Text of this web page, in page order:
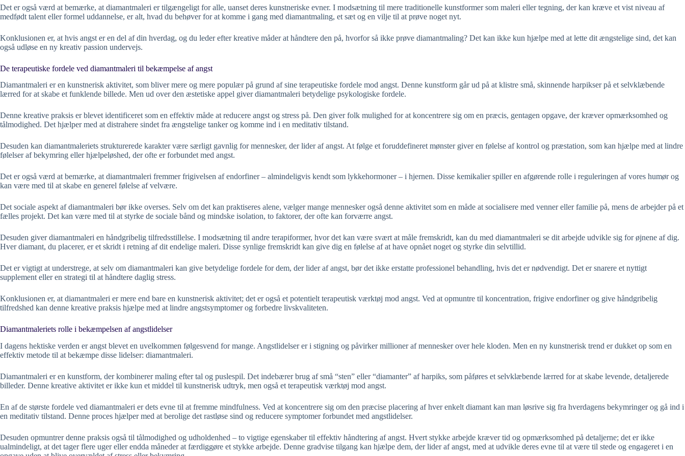
Det er også værd at bemærke, at diamantmaleri er tilgængeligt for alle, uanset deres kunstneriske evner. I modsætning til mere traditionelle kunstformer som maleri eller tegning, der kan kræve et vist niveau af
medfødt talent eller formel uddannelse, er alt, hvad du behøver for at komme i gang med diamantmaling, et sæt og en vilje til at prøve noget nyt.
Konklusionen er, at hvis angst er en del af din hverdag, og du leder efter kreative måder at håndtere den på, hvorfor så ikke prøve diamantmaling? Det kan ikke kun hjælpe med at lette dit ængstelige sind, det kan
også udløse en ny kreativ passion undervejs.
De terapeutiske fordele ved diamantmaleri til bekæmpelse af angst
Diamantmaleri er en kunstnerisk aktivitet, som bliver mere og mere populær på grund af sine terapeutiske fordele mod angst. Denne kunstform går ud på at klistre små, skinnende harpikser på et selvklæbende
lærred for at skabe et funklende billede. Men ud over den æstetiske appel giver diamantmaleri betydelige psykologiske fordele.
Denne kreative praksis er blevet identificeret som en effektiv måde at reducere angst og stress på. Den giver folk mulighed for at koncentrere sig om en præcis, gentagen opgave, der kræver opmærksomhed og
tålmodighed. Det hjælper med at distrahere sindet fra ængstelige tanker og komme ind i en meditativ tilstand.
Desuden kan diamantmaleriets strukturerede karakter være særligt gavnlig for mennesker, der lider af angst. At følge et foruddefineret mønster giver en følelse af kontrol og præstation, som kan hjælpe med at lindre
følelser af bekymring eller hjælpeløshed, der ofte er forbundet med angst.
Det er også værd at bemærke, at diamantmaleri fremmer frigivelsen af endorfiner – almindeligvis kendt som lykkehormoner – i hjernen. Disse kemikalier spiller en afgørende rolle i reguleringen af vores humør og
kan være med til at skabe en generel følelse af velvære.
Det sociale aspekt af diamantmaleri bør ikke overses. Selv om det kan praktiseres alene, vælger mange mennesker også denne aktivitet som en måde at socialisere med venner eller familie på, mens de arbejder på et
fælles projekt. Det kan være med til at styrke de sociale bånd og mindske isolation, to faktorer, der ofte kan forværre angst.
Desuden giver diamantmaleri en håndgribelig tilfredsstillelse. I modsætning til andre terapiformer, hvor det kan være svært at måle fremskridt, kan du med diamantmaleri se dit arbejde udvikle sig for øjnene af dig.
Hver diamant, du placerer, er et skridt i retning af dit endelige maleri. Disse synlige fremskridt kan give dig en følelse af at have opnået noget og styrke din selvtillid.
Det er vigtigt at understrege, at selv om diamantmaleri kan give betydelige fordele for dem, der lider af angst, bør det ikke erstatte professionel behandling, hvis det er nødvendigt. Det er snarere et nyttigt
supplement eller en strategi til at håndtere daglig stress.
Konklusionen er, at diamantmaleri er mere end bare en kunstnerisk aktivitet; det er også et potentielt terapeutisk værktøj mod angst. Ved at opmuntre til koncentration, frigive endorfiner og give håndgribelig
tilfredshed kan denne kreative praksis hjælpe med at lindre angstsymptomer og forbedre livskvaliteten.
Diamantmaleriets rolle i bekæmpelsen af angstlidelser
I dagens hektiske verden er angst blevet en uvelkommen følgesvend for mange. Angstlidelser er i stigning og påvirker millioner af mennesker over hele kloden. Men en ny kunstnerisk trend er dukket op som en
effektiv metode til at bekæmpe disse lidelser: diamantmaleri.
Diamantmaleri er en kunstform, der kombinerer maling efter tal og puslespil. Det indebærer brug af små “sten” eller “diamanter” af harpiks, som påføres et selvklæbende lærred for at skabe levende, detaljerede
billeder. Denne kreative aktivitet er ikke kun et middel til kunstnerisk udtryk, men også et terapeutisk værktøj mod angst.
En af de største fordele ved diamantmaleri er dets evne til at fremme mindfulness. Ved at koncentrere sig om den præcise placering af hver enkelt diamant kan man løsrive sig fra hverdagens bekymringer og gå ind i
en meditativ tilstand. Denne proces hjælper med at berolige det rastløse sind og reducere symptomer forbundet med angstlidelser.
Desuden opmuntrer denne praksis også til tålmodighed og udholdenhed – to vigtige egenskaber til effektiv håndtering af angst. Hvert stykke arbejde kræver tid og opmærksomhed på detaljerne; det er ikke
ualmindeligt, at det tager flere uger eller endda måneder at færdiggøre et stykke arbejde. Denne gradvise tilgang kan hjælpe dem, der lider af angst, med at udvikle deres evne til at være til stede og engageret i en